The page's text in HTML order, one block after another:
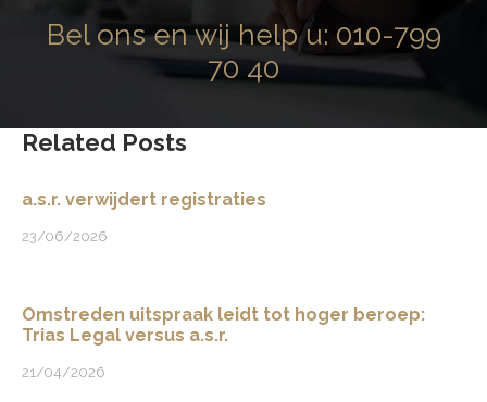
Bel ons en wij help u: 010-799
70 40
Related Posts
a.s.r. verwijdert registraties
23/06/2026
Omstreden uitspraak leidt tot hoger beroep:
Trias Legal versus a.s.r.
21/04/2026